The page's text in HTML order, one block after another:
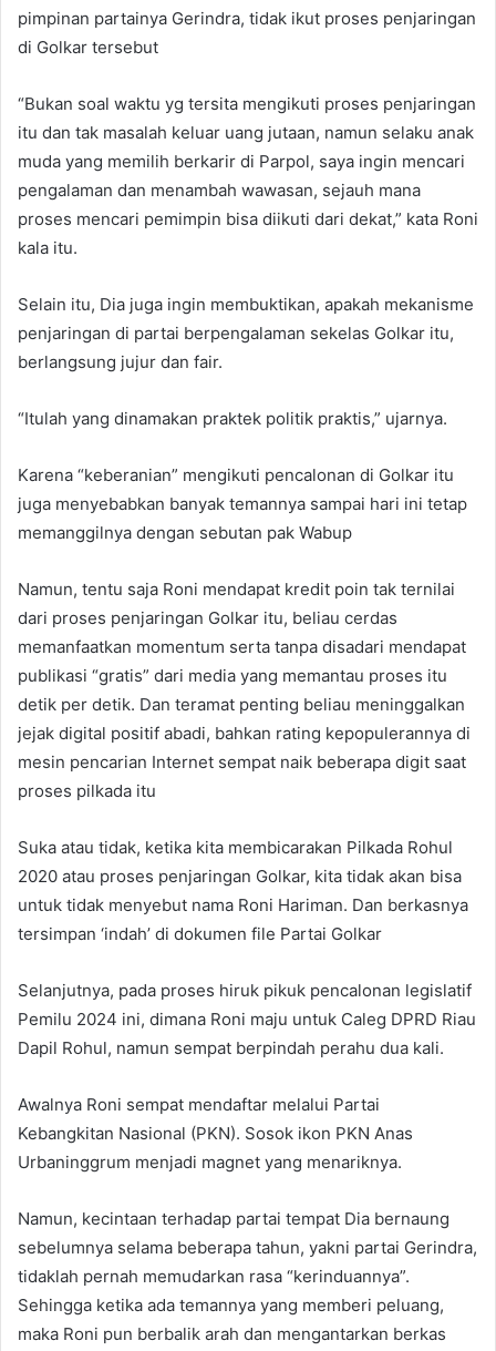
pimpinan partainya Gerindra, tidak ikut proses penjaringan
di Golkar tersebut
“Bukan soal waktu yg tersita mengikuti proses penjaringan
itu dan tak masalah keluar uang jutaan, namun selaku anak
muda yang memilih berkarir di Parpol, saya ingin mencari
pengalaman dan menambah wawasan, sejauh mana
proses mencari pemimpin bisa diikuti dari dekat,” kata Roni
kala itu.
Selain itu, Dia juga ingin membuktikan, apakah mekanisme
penjaringan di partai berpengalaman sekelas Golkar itu,
berlangsung jujur dan fair.
“Itulah yang dinamakan praktek politik praktis,” ujarnya.
Karena “keberanian” mengikuti pencalonan di Golkar itu
juga menyebabkan banyak temannya sampai hari ini tetap
memanggilnya dengan sebutan pak Wabup
Namun, tentu saja Roni mendapat kredit poin tak ternilai
dari proses penjaringan Golkar itu, beliau cerdas
memanfaatkan momentum serta tanpa disadari mendapat
publikasi “gratis” dari media yang memantau proses itu
detik per detik. Dan teramat penting beliau meninggalkan
jejak digital positif abadi, bahkan rating kepopulerannya di
mesin pencarian Internet sempat naik beberapa digit saat
proses pilkada itu
Suka atau tidak, ketika kita membicarakan Pilkada Rohul
2020 atau proses penjaringan Golkar, kita tidak akan bisa
untuk tidak menyebut nama Roni Hariman. Dan berkasnya
tersimpan ‘indah’ di dokumen file Partai Golkar
Selanjutnya, pada proses hiruk pikuk pencalonan legislatif
Pemilu 2024 ini, dimana Roni maju untuk Caleg DPRD Riau
Dapil Rohul, namun sempat berpindah perahu dua kali.
Awalnya Roni sempat mendaftar melalui Partai
Kebangkitan Nasional (PKN). Sosok ikon PKN Anas
Urbaninggrum menjadi magnet yang menariknya.
Namun, kecintaan terhadap partai tempat Dia bernaung
sebelumnya selama beberapa tahun, yakni partai Gerindra,
tidaklah pernah memudarkan rasa “kerinduannya”.
Sehingga ketika ada temannya yang memberi peluang,
maka Roni pun berbalik arah dan mengantarkan berkas